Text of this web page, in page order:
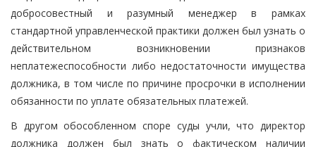
добросовестный и разумный менеджер в рамках
стандартной управленческой практики должен был узнать о
действительном возникновении признаков
неплатежеспособности либо недостаточности имущества
должника, в том числе по причине просрочки в исполнении
обязанности по уплате обязательных платежей.
В другом обособленном споре суды учли, что директор
должника должен был знать о фактическом наличии